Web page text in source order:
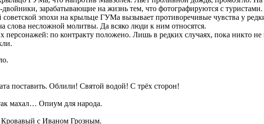
зарабатывающие на жизнь тем, что фотографируются с туристами.
эпохи на крыльце ГУМа вызывает противоречивые чувства у
слова несложной молитвы. Да всяко люди к ним относятся.
персонажей: по контракту положено. Лишь в редких случаях, пока никто
поставить. Облили! Святой водой! С трёх сторон!
махал… Опиум для народа.
с Иваном Грозным.